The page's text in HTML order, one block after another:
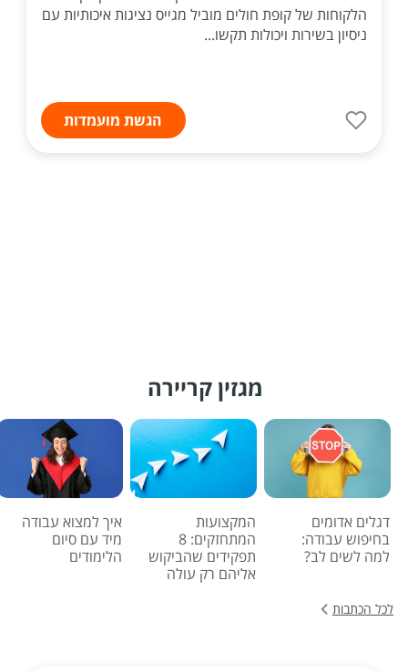
הלקוחות של קופת חולים מוביל מגייס נציגות איכותיות עם
ניסיון בשירות ויכולות תקשו...
הגשת מועמדות
מגזין קריירה
דגלים אדומים
בחיפוש עבודה:
למה לשים לב?
המקצועות
המתחזקים: 8
תפקידים שהביקוש
אליהם רק עולה
איך למצוא עבודה
מיד עם סיום
הלימודים
לכל הכתבות